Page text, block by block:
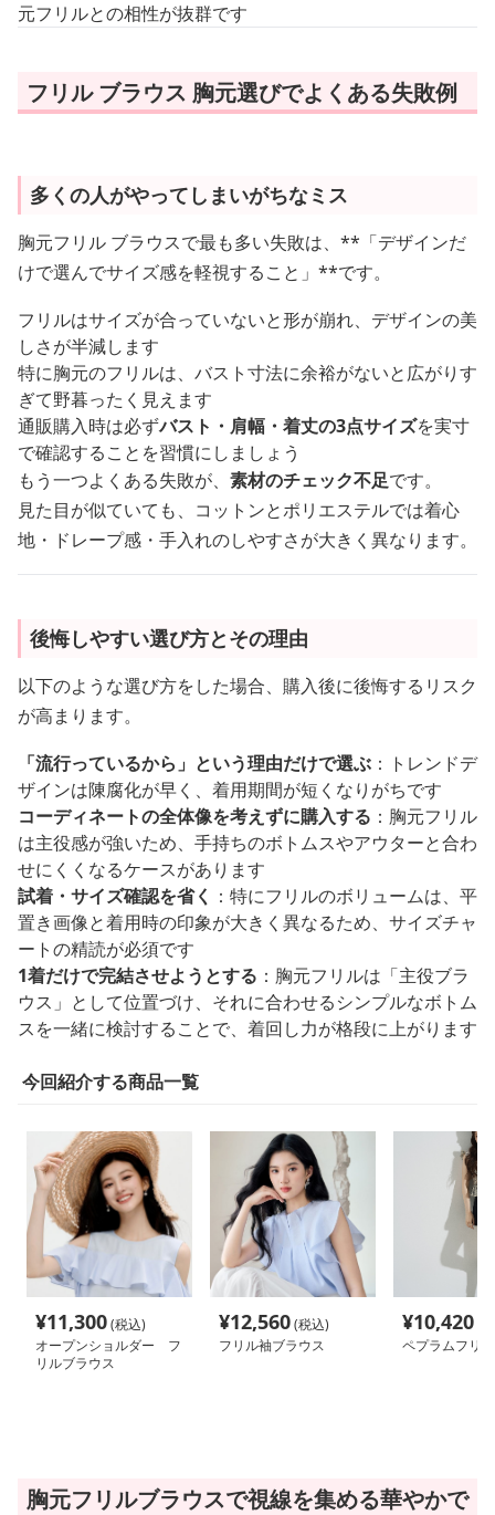
元フリルとの相性が抜群です
フリル ブラウス 胸元選びでよくある失敗例
多くの人がやってしまいがちなミス
胸元フリル ブラウスで最も多い失敗は、**「デザインだ
けで選んでサイズ感を軽視すること」**です。
フリルはサイズが合っていないと形が崩れ、デザインの美
しさが半減します
特に胸元のフリルは、バスト寸法に余裕がないと広がりす
ぎて野暮ったく見えます
通販購入時は必ずバスト・肩幅・着丈の3点サイズを実寸
で確認することを習慣にしましょう
もう一つよくある失敗が、 素材のチェック不足です。
見た目が似ていても、コットンとポリエステルでは着心
地・ドレープ感・手入れのしやすさが大きく異なります。
後悔しやすい選び方とその理由
以下のような選び方をした場合、購入後に後悔するリスク
が高まります。
「流行っているから」という理由だけで選ぶ ：トレンドデ
ザインは陳腐化が早く、着用期間が短くなりがちです
コーディネートの全体像を考えずに購入する ：胸元フリル
は主役感が強いため、手持ちのボトムスやアウターと合わ
せにくくなるケースがあります
試着・サイズ確認を省く ：特にフリルのボリュームは、平
置き画像と着用時の印象が大きく異なるため、サイズチャ
ートの精読が必須です
1着だけで完結させようとする ：胸元フリルは「主役ブラ
ウス」として位置づけ、それに合わせるシンプルなボトム
スを一緒に検討することで、着回し力が格段に上がります
今回紹介する商品一覧
¥11,300(税込)
オープンショルダー フ
リルブラウス
¥12,560(税込)
フリル袖ブラウス
¥10,420
ペプラムフリ
胸元フリルブラウスで視線を集める華やかで